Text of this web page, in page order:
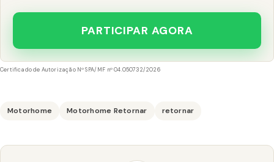
PARTICIPAR AGORA
Certificado de Autorização Nº SPA/MF nº 04.050732/2026
Motorhome Motorhome Retornar retornar